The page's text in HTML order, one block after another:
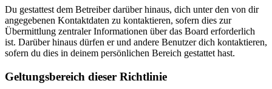
Du gestattest dem Betreiber darüber hinaus, dich unter den von dir
angegebenen Kontaktdaten zu kontaktieren, sofern dies zur
Übermittlung zentraler Informationen über das Board erforderlich
ist. Darüber hinaus dürfen er und andere Benutzer dich kontaktieren,
sofern du dies in deinem persönlichen Bereich gestattet hast.
Geltungsbereich dieser Richtlinie